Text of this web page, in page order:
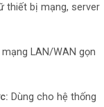
thiết bị mạng, server
LAN/WAN gọn
Dùng cho hệ thống